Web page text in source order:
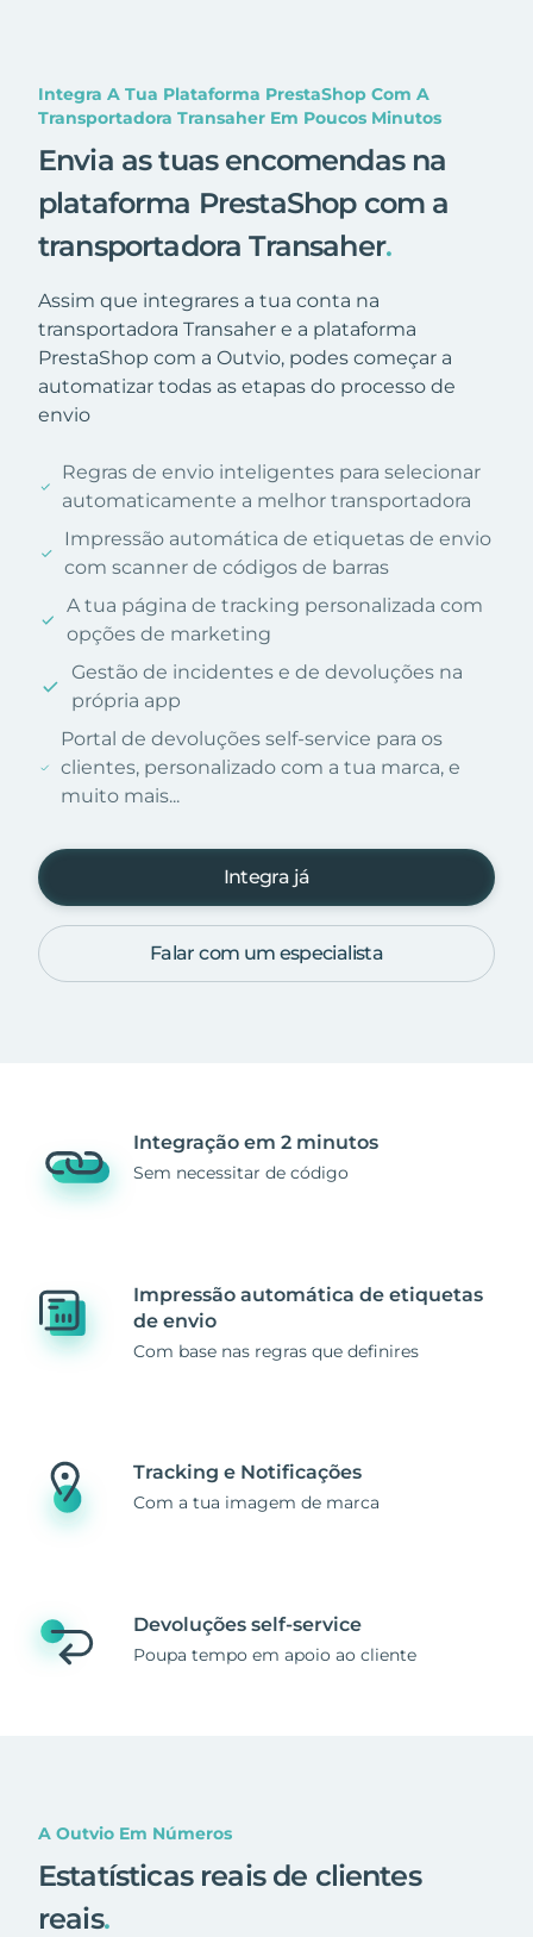
Integra A Tua Plataforma PrestaShop Com A
Transportadora Transaher Em Poucos Minutos
Envia as tuas encomendas na
plataforma PrestaShop com a
transportadora Transaher.
Assim que integrares a tua conta na
transportadora Transaher e a plataforma
PrestaShop com a Outvio, podes começar a
automatizar todas as etapas do processo de
envio
Regras de envio inteligentes para selecionar
automaticamente a melhor transportadora
Impressão automática de etiquetas de envio
com scanner de códigos de barras
A tua página de tracking personalizada com
opções de marketing
Gestão de incidentes e de devoluções na
própria app
Portal de devoluções self-service para os
clientes, personalizado com a tua marca, e
muito mais...
Integra já
Falar com um especialista
Integração em 2 minutos
Sem necessitar de código
Impressão automática de etiquetas
de envio
Com base nas regras que definires
Tracking e Notificações
Com a tua imagem de marca
Devoluções self-service
Poupa tempo em apoio ao cliente
A Outvio Em Números
Estatísticas reais de clientes
reais.